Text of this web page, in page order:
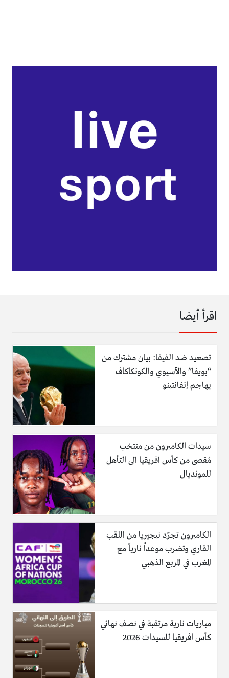
اقرأ أيضا
تصعيد ضد الفيفا: بيان مشترك من
“يويفا” والآسيوي والكونكاكاف
يهاجم إنفانتينو
سيدات الكاميرون من منتخب
مُقصى من كأس افريقيا الى التأهل
للمونديال
الكاميرون تجرّد نيجيريا من اللقب
القاري وتضرب موعداً نارياً مع
المغرب في المربع الذهبي
مباريات نارية مرتقبة في نصف نهائي
كأس افريقيا للسيدات 2026